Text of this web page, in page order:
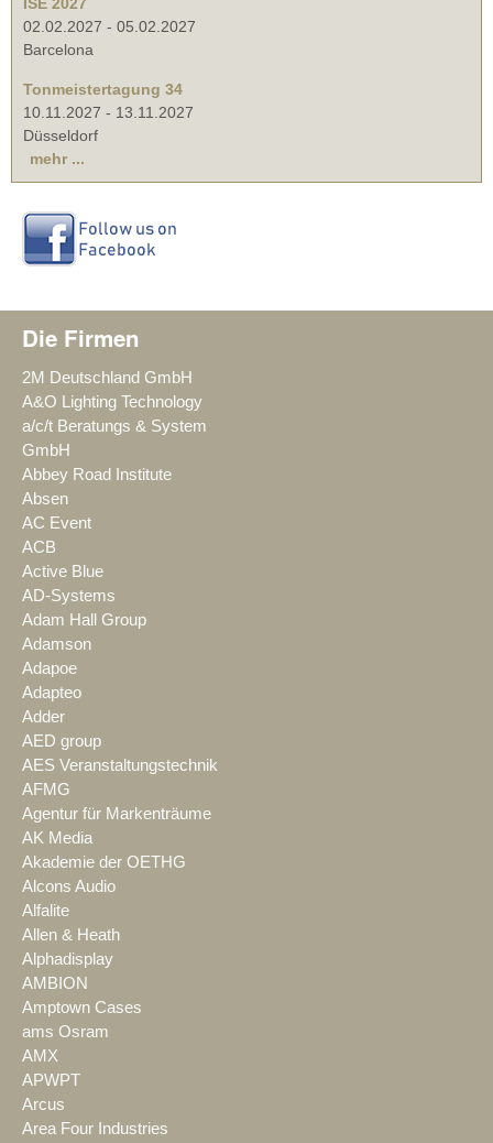
02.02.2027 - 05.02.2027
Barcelona
Tonmeistertagung 34
10.11.2027 - 13.11.2027
Düsseldorf
mehr ...
Die Firmen
2M Deutschland GmbH
A&O Lighting Technology
a/c/t Beratungs & System
GmbH
Abbey Road Institute
Absen
AC Event
ACB
Active Blue
AD-Systems
Adam Hall Group
Adamson
Adapoe
Adapteo
Adder
AED group
AES Veranstaltungstechnik
AFMG
Agentur für Markenträume
AK Media
Akademie der OETHG
Alcons Audio
Alfalite
Allen & Heath
Alphadisplay
AMBION
Amptown Cases
ams Osram
AMX
APWPT
Arcus
Area Four Industries